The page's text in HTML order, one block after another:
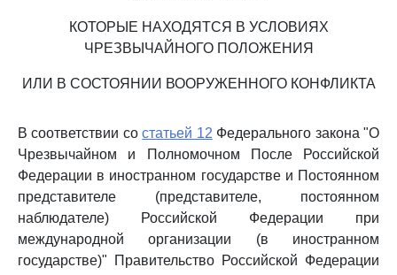
КОТОРЫЕ НАХОДЯТСЯ В УСЛОВИЯХ
ЧРЕЗВЫЧАЙНОГО ПОЛОЖЕНИЯ
ИЛИ В СОСТОЯНИИ ВООРУЖЕННОГО КОНФЛИКТА
В соответствии состатьей 12 Федерального закона "О
Чрезвычайном и Полномочном После Российской
Федерации в иностранном государстве и Постоянном
представителе (представителе, постоянном
наблюдателе) Российской Федерации при
международной организации (в иностранном
государстве)" Правительство Российской Федерации